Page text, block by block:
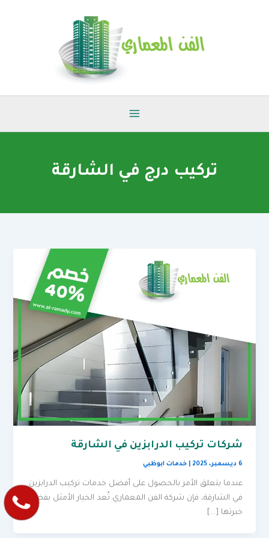
تركيب درج في الشارقة
شركات تركيب الدرابزين في الشارقة
6 ديسمبر، 2025 |خدمات ابوظبي
عندما يتعلق الأمر بالحصول على أفضل خدمات تركيب الدرابزين
في الشارقة، فإن شركة الفن المعماري تُعد الخيار الأمثل بفضل
خبرتها […]